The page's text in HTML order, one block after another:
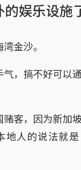
娱乐设施
金沙。
，搞不好可以
客，因为新加
地人的说法就